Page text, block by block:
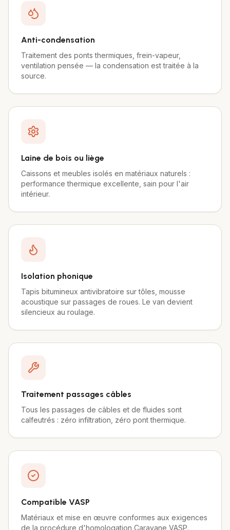
Anti-condensation
Traitement des ponts thermiques, frein-vapeur,
ventilation pensée — la condensation est traitée à la
source.
Laine de bois ou liège
Caissons et meubles isolés en matériaux naturels :
performance thermique excellente, sain pour l'air
intérieur.
Isolation phonique
Tapis bitumineux antivibratoire sur tôles, mousse
acoustique sur passages de roues. Le van devient
silencieux au roulage.
Traitement passages câbles
Tous les passages de câbles et de fluides sont
calfeutrés : zéro infiltration, zéro pont thermique.
Compatible VASP
Matériaux et mise en œuvre conformes aux exigences
de la procédure d'homologation Caravane VASP.